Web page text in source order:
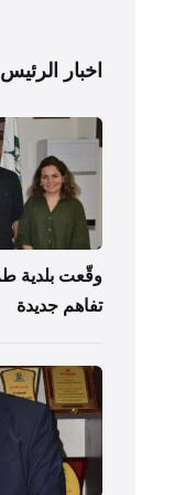
اخبار الرئيس
وقّعت بلدية
تفاهم جديدة